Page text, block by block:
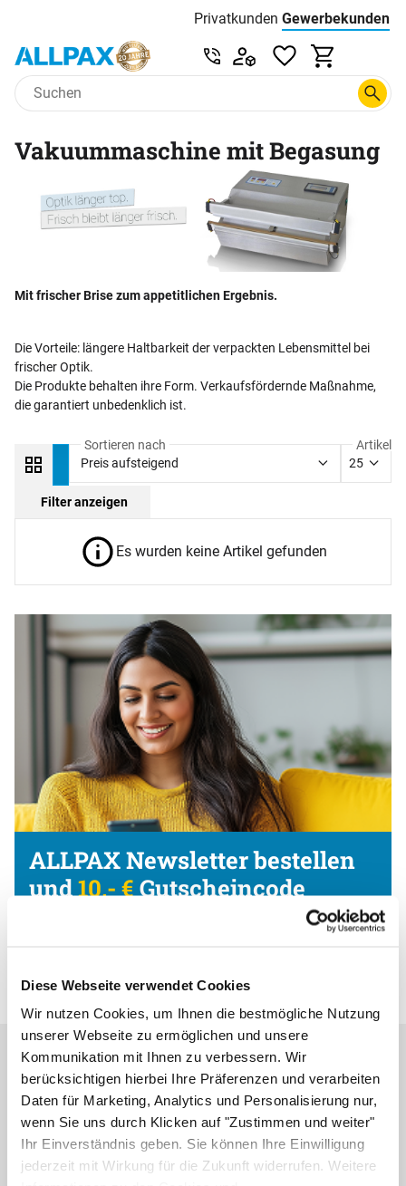
Diese Webseite verwendet Cookies
Wir nutzen Cookies, um Ihnen die bestmögliche Nutzung
unserer Webseite zu ermöglichen und unsere
Kommunikation mit Ihnen zu verbessern. Wir
berücksichtigen hierbei Ihre Präferenzen und verarbeiten
Daten für Marketing, Analytics und Personalisierung nur,
wenn Sie uns durch Klicken auf "Zustimmen und weiter"
Ihr Einverständnis geben. Sie können Ihre Einwilligung
jederzeit mit Wirkung für die Zukunft widerrufen. Weitere
Privatkunden Preisliste:
Gewerbekunden
Zum Hauptinhalt springen
Service & Beratung unter
Vakuummaschine mit Begasung
Mit frischer Brise zum appetitlichen Ergebnis.
Die Vorteile: längere Haltbarkeit der verpackten Lebensmittel bei
frischer Optik.
Die Produkte behalten ihre Form. Verkaufsfördernde Maßnahme,
die garantiert unbedenklich ist.
Filter anzeigen
Sortieren nach
Preis aufsteigend
Artikel
25
Es wurden keine Artikel gefunden
ALLPAX Newsletter bestellen
und10,- €Gutscheincode
Bestell- & Seviceanfragen
Service & Beratung
+49 4961 / 664 990
Wir beraten Sie gerne!